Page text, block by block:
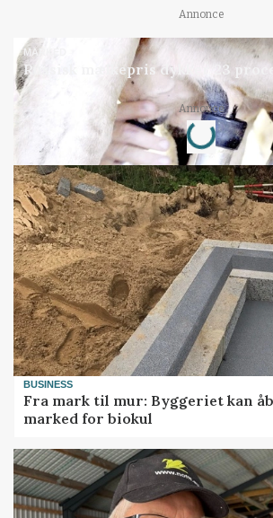
Annonce
MARKED
Russisk mælkepris dykker 23
Annonce
Loading...
BUSINESS
Fra mark til mur: Byggeriet kan
marked for biokul